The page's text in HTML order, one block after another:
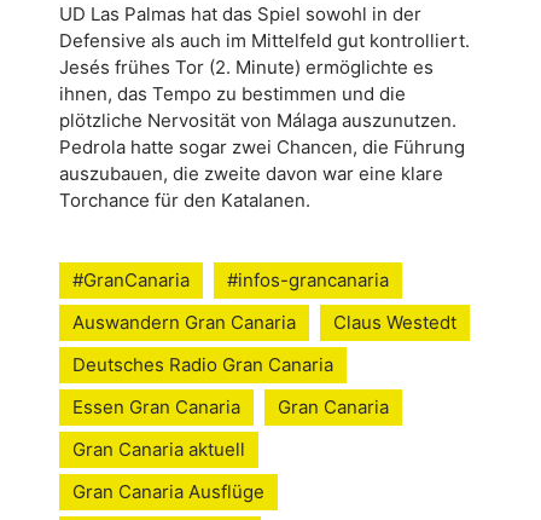
UD Las Palmas hat das Spiel sowohl in der
Defensive als auch im Mittelfeld gut kontrolliert.
Jesés frühes Tor (2. Minute) ermöglichte es
ihnen, das Tempo zu bestimmen und die
plötzliche Nervosität von Málaga auszunutzen.
Pedrola hatte sogar zwei Chancen, die Führung
auszubauen, die zweite davon war eine klare
Torchance für den Katalanen.
#GranCanaria
#infos-grancanaria
Auswandern Gran Canaria
Claus Westedt
Deutsches Radio Gran Canaria
Essen Gran Canaria
Gran Canaria
Gran Canaria aktuell
Gran Canaria Ausflüge